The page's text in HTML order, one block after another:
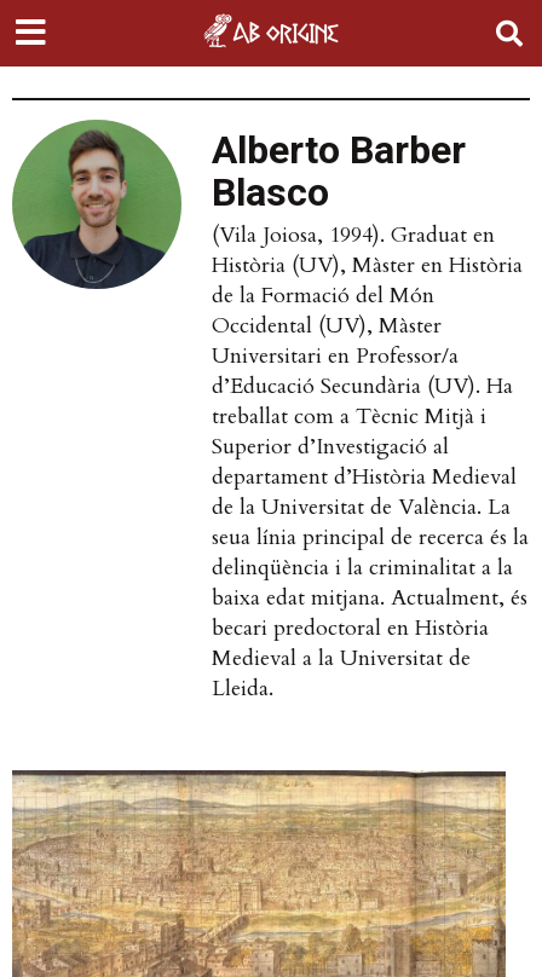
Alberto Barber
Blasco
(Vila Joiosa, 1994). Graduat en
Història (UV), Màster en Història
de la Formació del Món
Occidental (UV), Màster
Universitari en Professor/a
d’Educació Secundària (UV). Ha
treballat com a Tècnic Mitjà i
Superior d’Investigació al
departament d’Història Medieval
de la Universitat de València. La
seua línia principal de recerca és la
delinqüència i la criminalitat a la
baixa edat mitjana. Actualment, és
becari predoctoral en Història
Medieval a la Universitat de
Lleida.